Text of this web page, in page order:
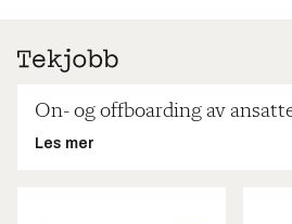
On- og offboarding av
Les mer